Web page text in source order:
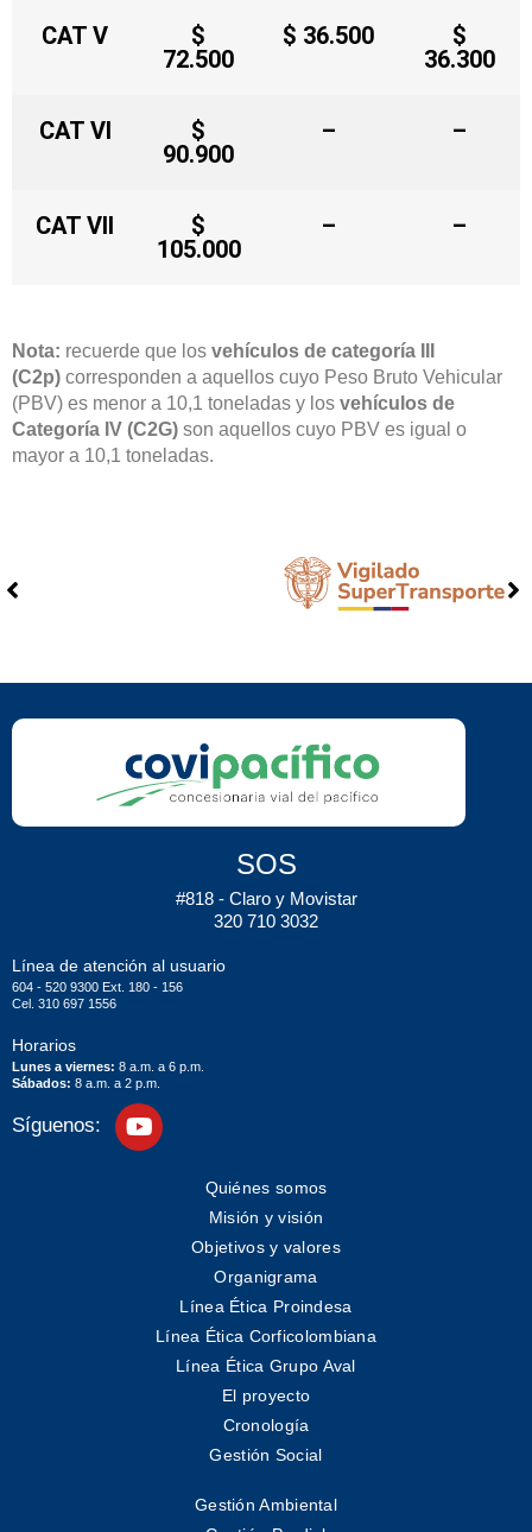
CAT V
$
72.500
$ 36.500
$
36.300
CAT VI
$
90.900
– –
CAT VII
$
105.000
– –
Nota: recuerde que los vehículos de categoría III
(C2p) corresponden a aquellos cuyo Peso Bruto Vehicular
(PBV) es menor a 10,1 toneladas y los vehículos de
Categoría IV (C2G) son aquellos cuyo PBV es igual o
mayor a 10,1 toneladas.
SOS
#818 - Claro y Movistar
320 710 3032
Línea de atención al usuario
604 - 520 9300 Ext. 180 - 156
Cel. 310 697 1556
Horarios
Lunes a viernes: 8 a.m. a 6 p.m.
Sábados: 8 a.m. a 2 p.m.
Síguenos:
Quiénes somos
Misión y visión
Objetivos y valores
Organigrama
Línea Ética Proindesa
Línea Ética Corficolombiana
Línea Ética Grupo Aval
El proyecto
Cronología
Gestión Social
Gestión Ambiental